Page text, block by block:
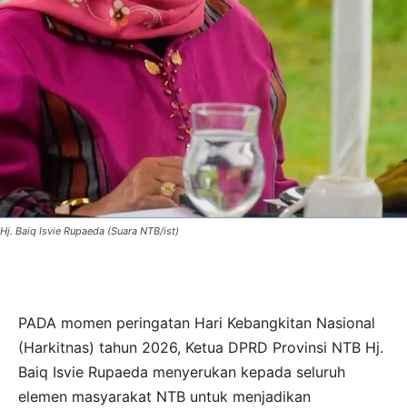
Hj. Baiq Isvie Rupaeda (Suara NTB/ist)
PADA momen peringatan Hari Kebangkitan Nasional
(Harkitnas) tahun 2026, Ketua DPRD Provinsi NTB Hj.
Baiq Isvie Rupaeda menyerukan kepada seluruh
elemen masyarakat NTB untuk menjadikan